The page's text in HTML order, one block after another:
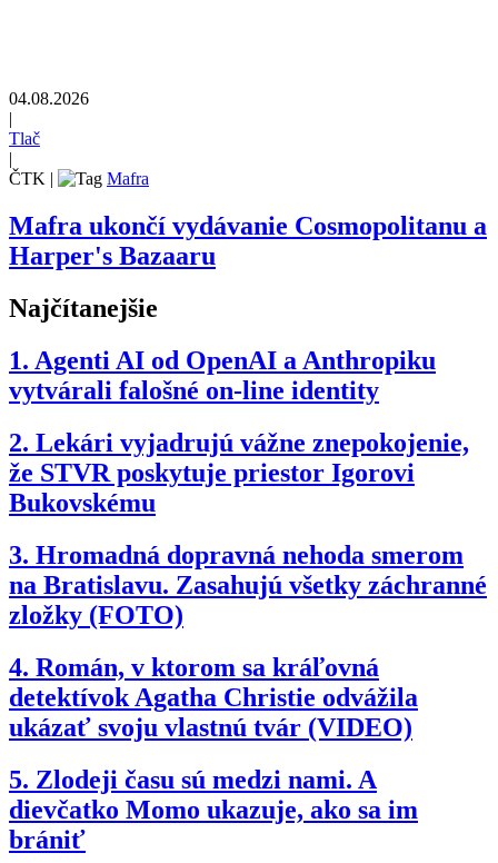
04.08.2026
|
Tlač
|
ČTK | Mafra
Mafra ukončí vydávanie Cosmopolitanu a
Harper's Bazaaru
Najčítanejšie
1. Agenti AI od OpenAI a Anthropiku
vytvárali falošné on-line identity
2. Lekári vyjadrujú vážne znepokojenie,
že STVR poskytuje priestor Igorovi
Bukovskému
3. Hromadná dopravná nehoda smerom
na Bratislavu. Zasahujú všetky záchranné
zložky (FOTO)
4. Román, v ktorom sa kráľovná
detektívok Agatha Christie odvážila
ukázať svoju vlastnú tvár (VIDEO)
5. Zlodeji času sú medzi nami. A
dievčatko Momo ukazuje, ako sa im
brániť